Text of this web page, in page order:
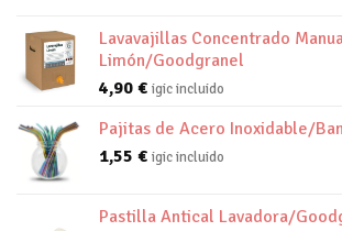
Lavavajillas Concentrado
Limón/Goodgranel
4,90 € igic incluido
Pajitas de Acero Inoxidable/
1,55 € igic incluido
Pastilla Antical Lavadora/